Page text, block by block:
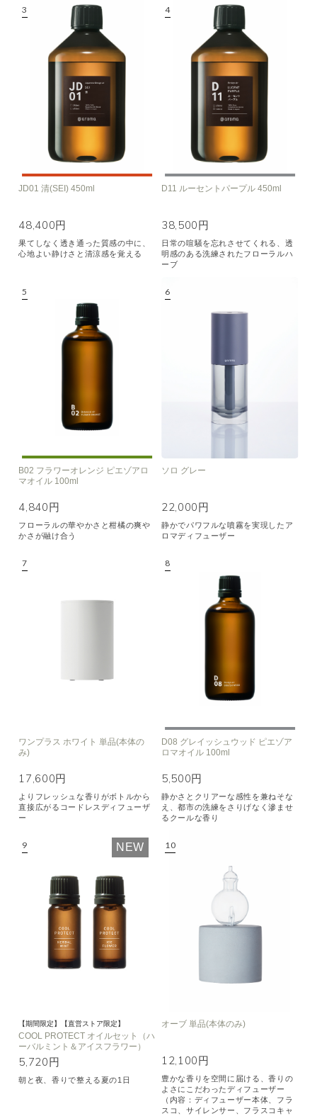
JD01 清(SEI) 450ml
48,400円
果てしなく透き通った質感の中に、
心地よい静けさと清涼感を覚える
D11 ルーセントパープル 450ml
38,500円
日常の喧騒を忘れさせてくれる、透
明感のある洗練されたフローラルハ
ーブ
B02 フラワーオレンジ ピエゾアロ
マオイル 100ml
4,840円
フローラルの華やかさと柑橘の爽や
かさが融け合う
ソロ グレー
22,000円
静かでパワフルな噴霧を実現したア
ロマディフューザー
ワンプラス ホワイト 単品(本体の
み)
17,600円
よりフレッシュな香りがボトルから
直接広がるコードレスディフューザ
ー
D08 グレイッシュウッド ピエゾア
ロマオイル 100ml
5,500円
静かさとクリアーな感性を兼ねそな
え、都市の洗練をさりげなく滲ませ
るクールな香り
NEW
【期間限定】【直営ストア限定】
COOL PROTECT オイルセット（ハ
ーバルミント＆アイスフラワー）
5,720円
朝と夜、香りで整える夏の1日
オーブ 単品(本体のみ)
12,100円
豊かな香りを空間に届ける、香りの
よさにこだわったディフューザー
（内容：ディフューザー本体、フラ
スコ、サイレンサー、フラスコキャ